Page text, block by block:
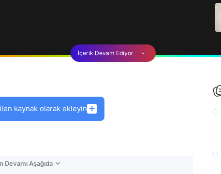
İçerik Devam Ediyor
kaynak olarak ekleyin
Devamı Aşağıda